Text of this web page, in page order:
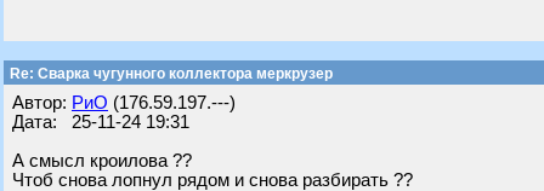
Re: Сварка чугунного коллектора меркрузер
Автор: РиО (176.59.197.---)
Дата: 25-11-24 19:31
А смысл кроилова ??
Чтоб снова лопнул рядом и снова разбирать ??